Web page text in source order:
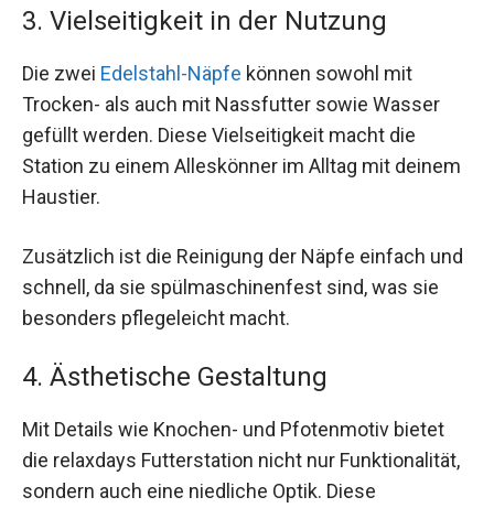
3. Vielseitigkeit in der Nutzung
Die zwei Edelstahl-Näpfe können sowohl mit
Trocken- als auch mit Nassfutter sowie Wasser
gefüllt werden. Diese Vielseitigkeit macht die
Station zu einem Alleskönner im Alltag mit deinem
Haustier.
Zusätzlich ist die Reinigung der Näpfe einfach und
schnell, da sie spülmaschinenfest sind, was sie
besonders pflegeleicht macht.
4. Ästhetische Gestaltung
Mit Details wie Knochen- und Pfotenmotiv bietet
die relaxdays Futterstation nicht nur Funktionalität,
sondern auch eine niedliche Optik. Diese